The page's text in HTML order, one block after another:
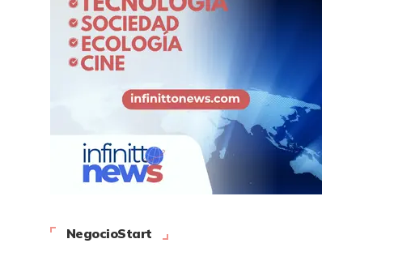
NegocioStart